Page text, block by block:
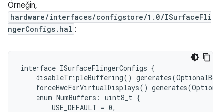
Örneğin,
hardware/interfaces/configstore/1.0/ISurfaceFli
ngerConfigs.hal :
interface ISurfaceFlingerConfigs {
disableTripleBuffering()
forceHwcForVirtualDisplays()
    enum NumBuffers: uint8_t {
        USE_DEFAULT = 0,